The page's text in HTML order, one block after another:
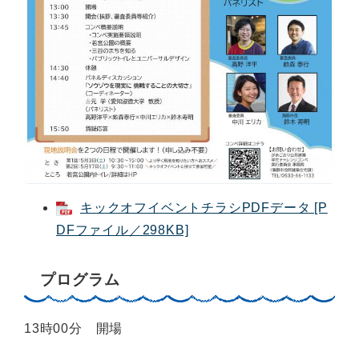
キックオフイベントチラシPDFデータ [P
DFファイル／298KB]
プログラム
13時00分 開場